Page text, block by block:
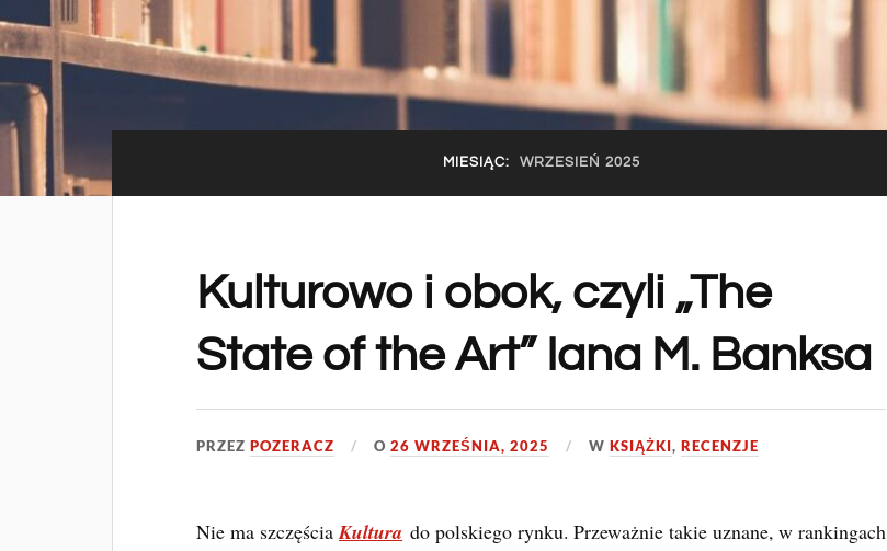
MIESIĄC: WRZESIEŃ 2025
Kulturowo i obok, czyli „The
State of the Art” Iana M. Banksa
PRZEZPOZERACZ O26 WRZEŚNIA, 2025 WKSIĄŻKI,RECENZJE
Nie ma szczęściaKultura do polskiego rynku. Przeważnie takie uznane, w rankingach